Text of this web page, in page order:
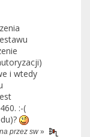
i wtedy
:-(
przez sw »